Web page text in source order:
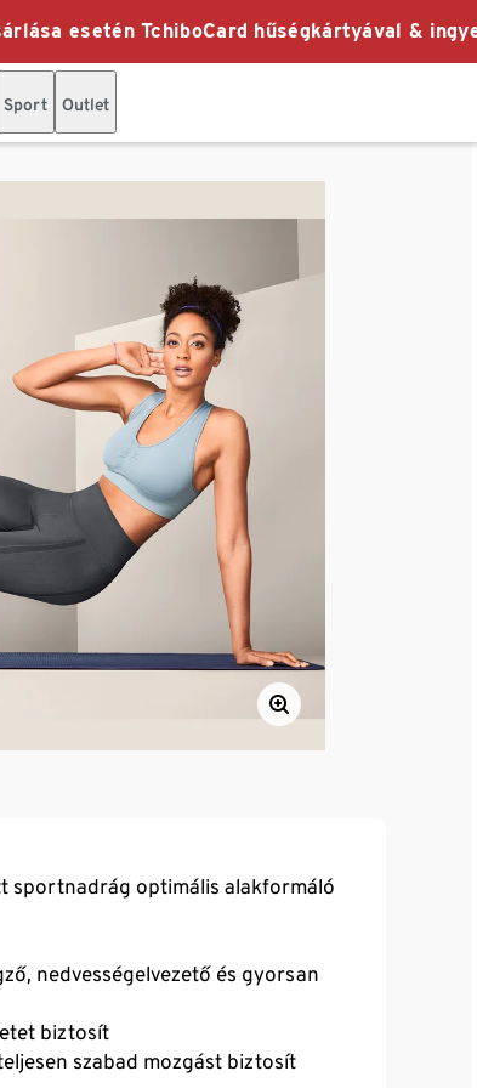
esetén TchiboCard hűségkártyával &
Sport Outlet
sportnadrág optimális alakformáló
nedvességelvezető és gyorsan
biztosít
szabad mozgást biztosít